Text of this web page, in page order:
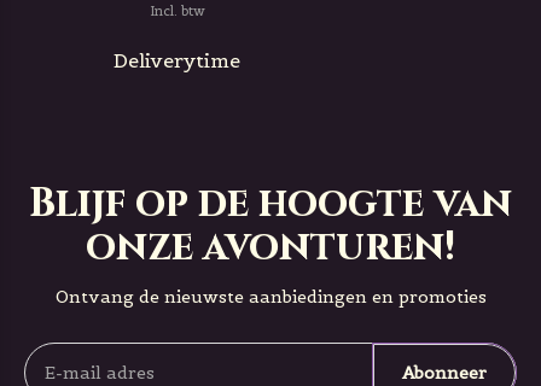
Incl. btw
Deliverytime
Blijf op de hoogte van
onze avonturen!
Ontvang de nieuwste aanbiedingen en promoties
Abonneer